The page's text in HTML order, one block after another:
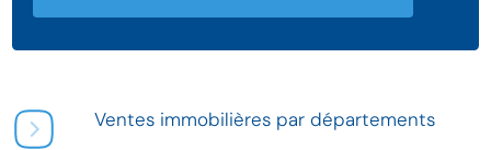
Ventes immobilières par départements